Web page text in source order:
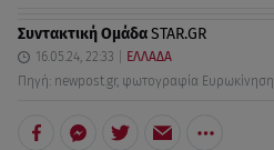
Συντακτική ΟμάδαSTAR.GR
16.05.24, 22:33
ΕΛΛΑΔΑ
Πηγή: newpost.gr, φωτογραφία Ευρωκίνηση